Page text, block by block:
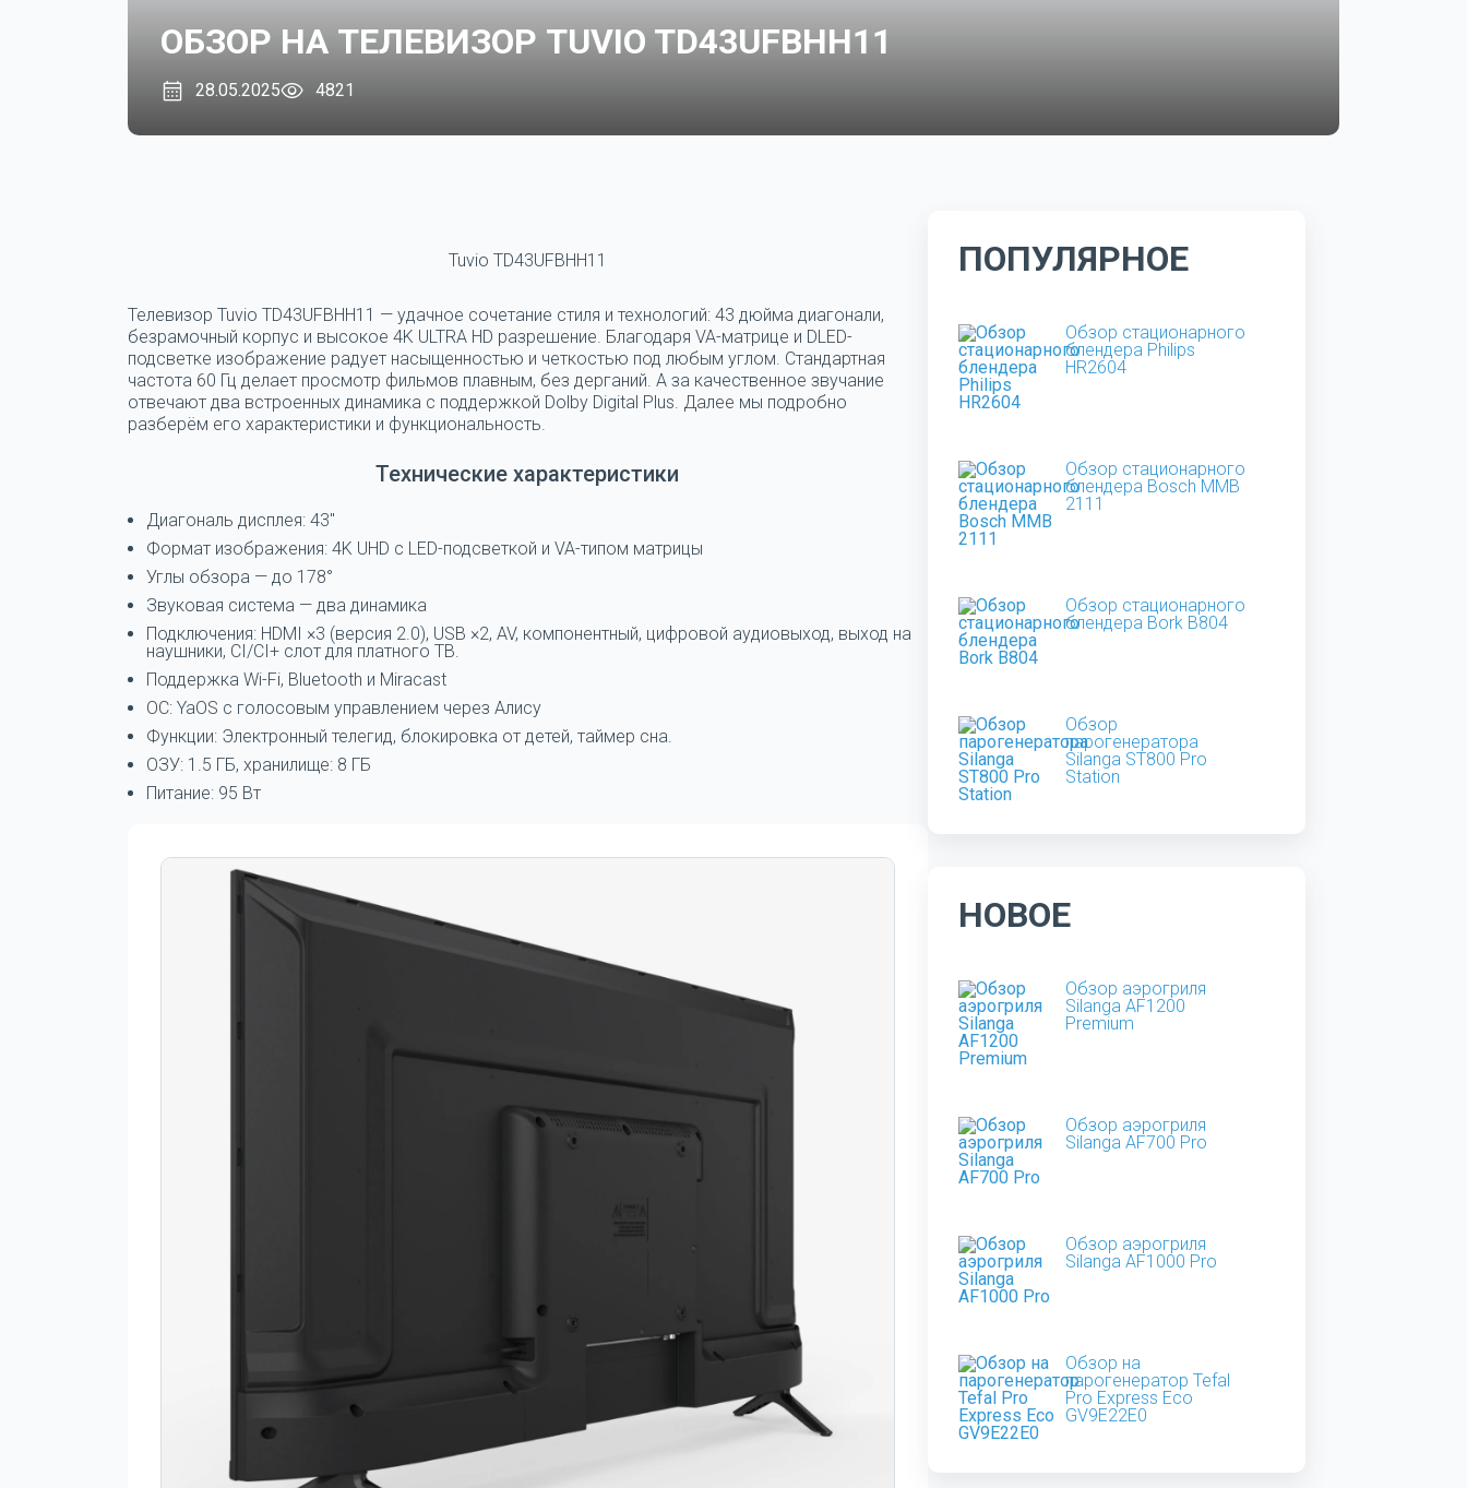
ОБЗОР НА ТЕЛЕВИЗОР TUVIO TD43UFBHH11
28.05.2025 4821
Tuvio TD43UFBHH11
Телевизор Tuvio TD43UFBHH11 — удачное сочетание стиля и технологий: 43 дюйма диагонали,
безрамочный корпус и высокое 4K ULTRA HD разрешение. Благодаря VA-матрице и DLED-
подсветке изображение радует насыщенностью и четкостью под любым углом. Стандартная
частота 60 Гц делает просмотр фильмов плавным, без дерганий. А за качественное звучание
отвечают два встроенных динамика с поддержкой Dolby Digital Plus. Далее мы подробно
разберём его характеристики и функциональность.
Технические характеристики
Диагональ дисплея: 43"
Формат изображения: 4K UHD с LED-подсветкой и VA-типом матрицы
Углы обзора — до 178°
Звуковая система — два динамика
Подключения: HDMI ×3 (версия 2.0), USB ×2, AV, компонентный, цифровой аудиовыход, выход на
наушники, CI/CI+ слот для платного ТВ.
Поддержка Wi-Fi, Bluetooth и Miracast
ОС: YaOS с голосовым управлением через Алису
Функции: Электронный телегид, блокировка от детей, таймер сна.
ОЗУ: 1.5 ГБ, хранилище: 8 ГБ
Питание: 95 Вт
ПОПУЛЯРНОЕ
Обзор стационарного
блендера Philips
HR2604
Обзор стационарного
блендера Bosch MMB
2111
Обзор стационарного
блендера Bork B804
Обзор
парогенератора
Silanga ST800 Pro
Station
НОВОЕ
Обзор аэрогриля
Silanga AF1200
Premium
Обзор аэрогриля
Silanga AF700 Pro
Обзор аэрогриля
Silanga AF1000 Pro
Обзор на
парогенератор Tefal
Pro Express Eco
GV9E22E0